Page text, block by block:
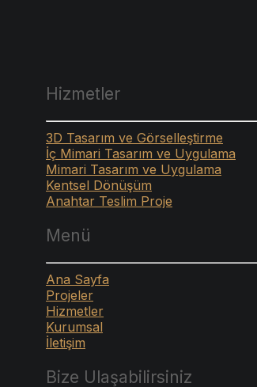
Hizmetler
3D Tasarım ve Görselleştirme
İç Mimari Tasarım ve Uygulama
Mimari Tasarım ve Uygulama
Kentsel Dönüşüm
Anahtar Teslim Proje
Menü
Ana Sayfa
Projeler
Hizmetler
Kurumsal
İletişim
Bize Ulaşabilirsiniz